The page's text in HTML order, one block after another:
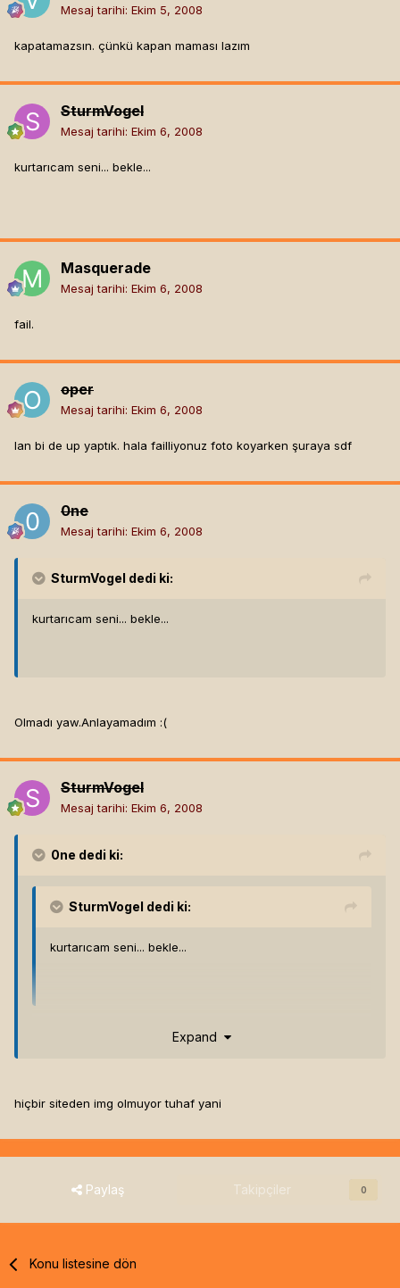
Mesaj tarihi: Ekim 5, 2008
kapatamazsın. çünkü kapan maması lazım
SturmVogel
Mesaj tarihi: Ekim 6, 2008
kurtarıcam seni... bekle...
Masquerade
Mesaj tarihi: Ekim 6, 2008
fail.
oper
Mesaj tarihi: Ekim 6, 2008
lan bi de up yaptık. hala failliyonuz foto koyarken şuraya sdf
0ne
Mesaj tarihi: Ekim 6, 2008
SturmVogel dedi ki:
kurtarıcam seni... bekle...
Olmadı yaw.Anlayamadım :(
SturmVogel
Mesaj tarihi: Ekim 6, 2008
0ne dedi ki:
SturmVogel dedi ki:
kurtarıcam seni... bekle...
Expand
hiçbir siteden img olmuyor tuhaf yani
Paylaş Takipçiler 0
Konu listesine dön